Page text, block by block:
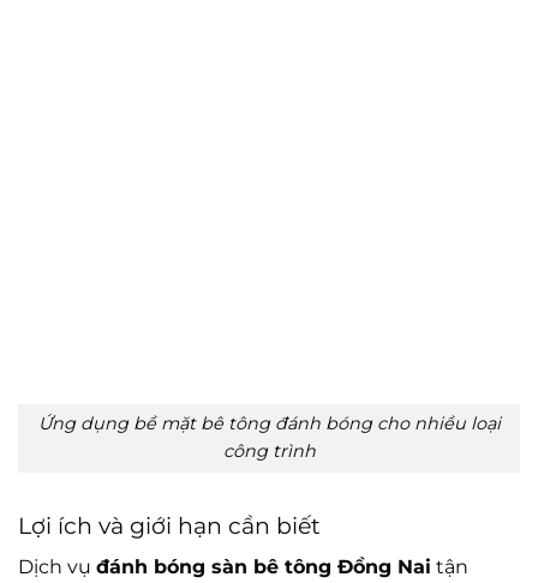
Ứng dụng bề mặt bê tông đánh bóng cho nhiều loại
công trình
Lợi ích và giới hạn cần biết
Dịch vụ đánh bóng sàn bê tông Đồng Nai tận